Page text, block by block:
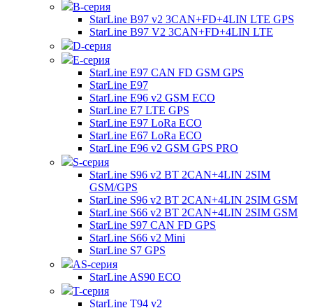
B-серия
StarLine B97 v2 3CAN+FD+4LIN LTE GPS
StarLine B97 V2 3CAN+FD+4LIN LTE
D-серия
E-серия
StarLine E97 CAN FD GSM GPS
StarLine E97
StarLine E96 v2 GSM ECO
StarLine E7 LTE GPS
StarLine E97 LoRa ECO
StarLine E67 LoRa ECO
StarLine E96 v2 GSM GPS PRO
S-серия
StarLine S96 v2 BT 2CAN+4LIN 2SIM
GSM/GPS
StarLine S96 v2 BT 2CAN+4LIN 2SIM GSM
StarLine S66 v2 BT 2CAN+4LIN 2SIM GSM
StarLine S97 CAN FD GPS
StarLine S66 v2 Mini
StarLine S7 GPS
AS-серия
StarLine AS90 ECO
T-серия
StarLine T94 v2